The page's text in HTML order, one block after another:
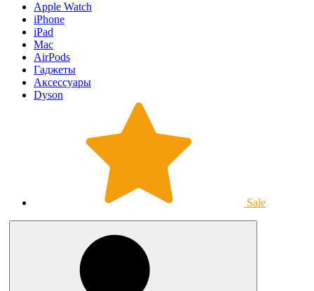
Apple Watch
iPhone
iPad
Mac
AirPods
Гаджеты
Аксессуары
Dyson
Sale